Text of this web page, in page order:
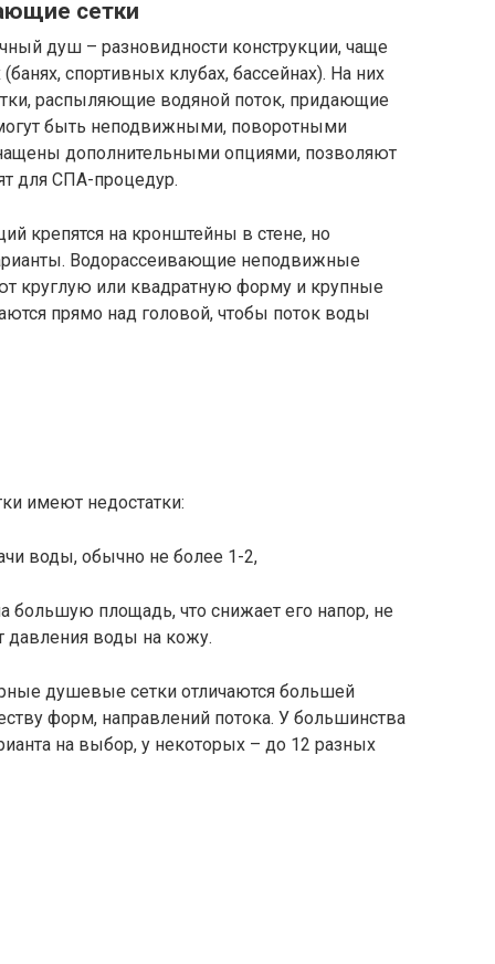
сетки
душ – разновидности конструкции, чаще
спортивных клубах, бассейнах). На них
распыляющие водяной поток, придающие
быть неподвижными, поворотными
дополнительными опциями, позволяют
для СПА-процедур.
крепятся на кронштейны в стене, но
Водорассеивающие неподвижные
круглую или квадратную форму и крупные
прямо над головой, чтобы поток воды
имеют недостатки:
воды, обычно не более 1-2,
большую площадь, что снижает его напор, не
давления воды на кожу.
душевые сетки отличаются большей
форм, направлений потока. У большинства
на выбор, у некоторых – до 12 разных